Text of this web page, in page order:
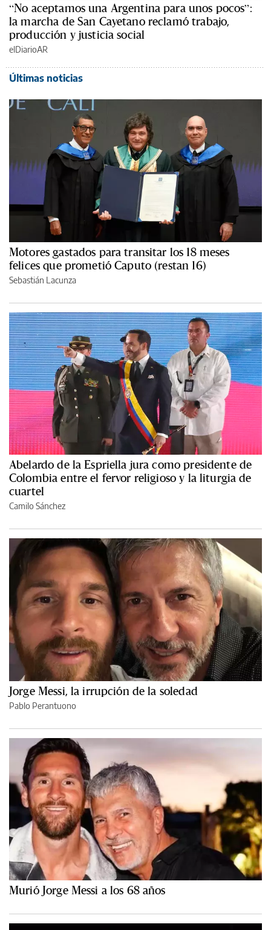
“No aceptamos una Argentina para unos pocos”:
la marcha de San Cayetano reclamó trabajo,
producción y justicia social
elDiarioAR
Últimas noticias
Motores gastados para transitar los 18 meses
felices que prometió Caputo (restan 16)
Sebastián Lacunza
Abelardo de la Espriella jura como presidente de
Colombia entre el fervor religioso y la liturgia de
cuartel
Camilo Sánchez
Jorge Messi, la irrupción de la soledad
Pablo Perantuono
Murió Jorge Messi a los 68 años